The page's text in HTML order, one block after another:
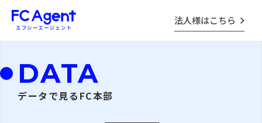
法人様はこちら
DATA
データで見るFC本部